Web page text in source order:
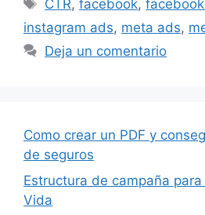
CTR,facebook,
instagram ads, meta ads,
Deja un comentario
Como crear un PDF y
de seguros
Estructura de campaña
Vida